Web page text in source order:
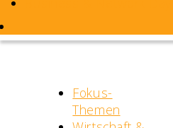
Fokus-
Themen